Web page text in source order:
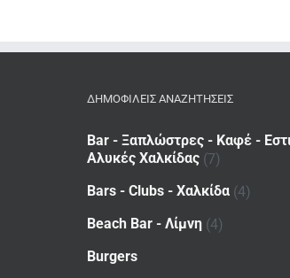
ΔΗΜΟΦΙΛΕΙΣ ΑΝΑΖΗΤΗΣΕΙΣ
Bar - Ξαπλώστρες - Καφέ -
Αλυκές Χαλκίδας (7)
Bars - Clubs - Χαλκίδα (4)
Beach Bar - Λίμνη (4)
Burgers